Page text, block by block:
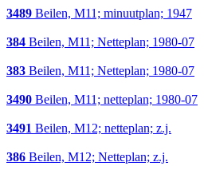
3489 Beilen, M11; minuutplan; 1947
384 Beilen, M11; Netteplan; 1980-07
383 Beilen, M11; Netteplan; 1980-07
3490 Beilen, M11; netteplan; 1980-07
3491 Beilen, M12; netteplan; z.j.
386 Beilen, M12; Netteplan; z.j.